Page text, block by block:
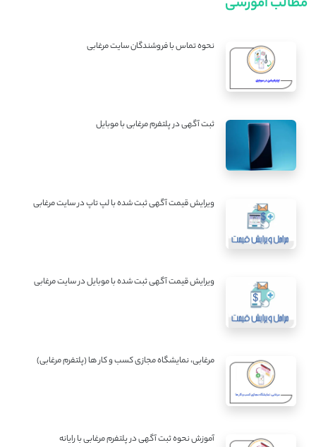
نحوه تماس با فروشندگان سایت مرغابی
ثبت آگهی در پلتفرم مرغابی با موبایل
ویرایش قیمت آگهی ثبت شده با لپ تاپ در سایت مرغابی
ویرایش قیمت آگهی ثبت شده با موبایل در سایت مرغابی
مرغابی، نمایشگاه مجازی کسب و کار ها (پلتفرم مرغابی)
آموزش نحوه ثبت آگهی در پلتفرم مرغابی با رایانه